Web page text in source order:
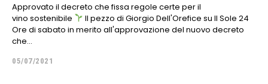
Approvato il decreto che fissa regole certe per il
vino sostenibile
Ore di sabato in merito all'approvazione del nuovo decreto
che...
05/07/2021